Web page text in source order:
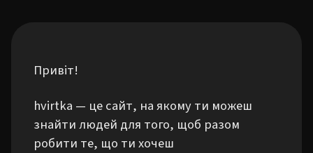
Привіт!
hvirtka — це сайт, на якому ти можеш
знайти людей для того, щоб разом
робити те, що ти хочеш